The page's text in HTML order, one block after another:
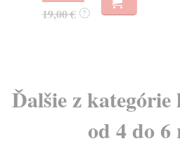
19,00 € ?
Ďalšie z
od 4 do 6